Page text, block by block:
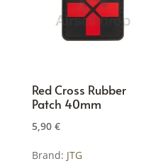
Red Cross Rubber
Patch 40mm
5,90 €
Brand: JTG